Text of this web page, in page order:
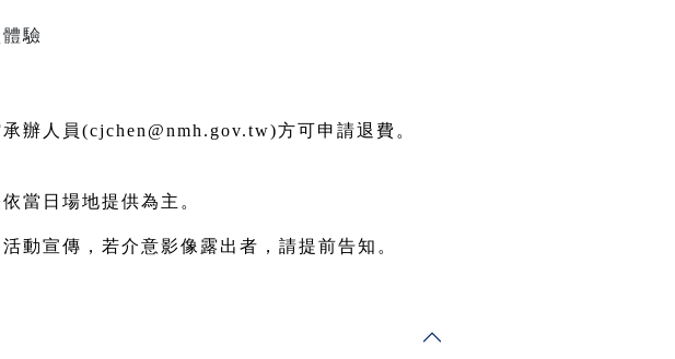
驗
辦人員(cjchen@nmh.gov.tw)方可申請退費。
當日場地提供為主。
動宣傳，若介意影像露出者，請提前告知。